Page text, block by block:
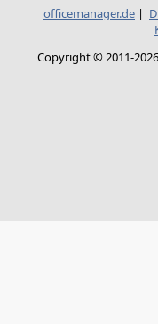
officemanager.de |
Copyright © 2011-2026